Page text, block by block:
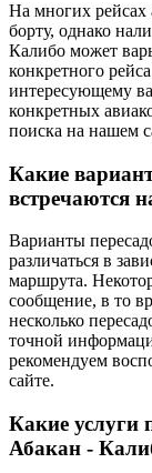
На многих рейсах
борту, однако
Калибо может
конкретного
интересующему
конкретных
поиска на нашем
Какие
встречаются
Варианты
различаться в
маршрута.
сообщение, в то
несколько
точной
рекомендуем
сайте.
Какие услуги
Абакан -